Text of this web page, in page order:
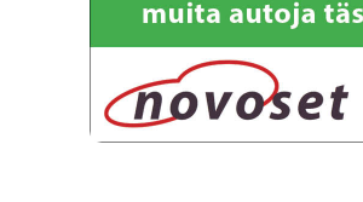
SUN Kesä
SUN Kesästoppi
Suositus
SUN Suosikit TOP 20